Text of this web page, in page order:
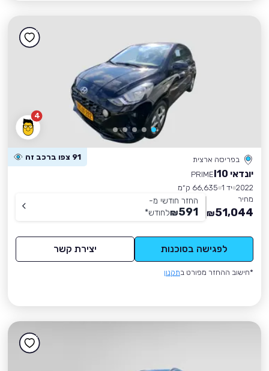
4
בפריסה ארצית 91 צפו ברכב זה
יונדאי I10
PRIME
2022 יד 1
66,635 ק״מ
מחיר
51,044
₪
החזר חודשי מ-
591
₪לחודש*
לפגישה בסוכנות יצירת קשר
*חישוב ההחזר מפורט בתקנון